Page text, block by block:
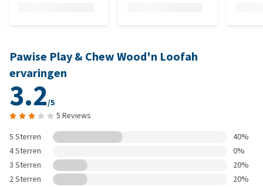
Pawise Play & Chew Wood'n Loofah
ervaringen
3.2/5
5 Reviews
5 Sterren
40%
4 Sterren
0%
3 Sterren
20%
2 Sterren
20%